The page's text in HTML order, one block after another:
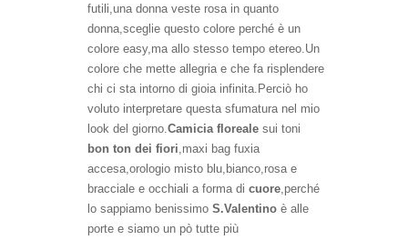
futili,una donna veste rosa in quanto
donna,sceglie questo colore perché è un
colore easy,ma allo stesso tempo etereo.Un
colore che mette allegria e che fa risplendere
chi ci sta intorno di gioia infinita.Perciò ho
voluto interpretare questa sfumatura nel mio
look del giorno. Camicia floreale sui toni
bon ton dei fiori ,maxi bag fuxia
accesa,orologio misto blu,bianco,rosa e
bracciale e occhiali a forma di cuore ,perché
lo sappiamo benissimo S.Valentino è alle
porte e siamo un pò tutte più